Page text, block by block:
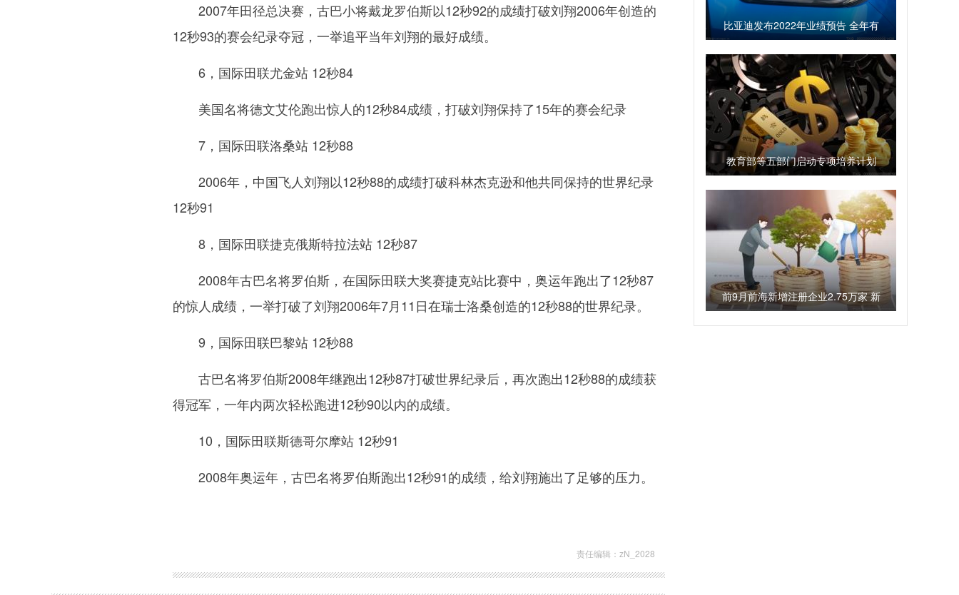
2007年田径总决赛，古巴小将戴龙罗伯斯以12秒92的成绩打破刘翔2006年创造的
12秒93的赛会纪录夺冠，一举追平当年刘翔的最好成绩。
6，国际田联尤金站 12秒84
美国名将德文艾伦跑出惊人的12秒84成绩，打破刘翔保持了15年的赛会纪录
7，国际田联洛桑站 12秒88
2006年，中国飞人刘翔以12秒88的成绩打破科林杰克逊和他共同保持的世界纪录
12秒91
8，国际田联捷克俄斯特拉法站 12秒87
2008年古巴名将罗伯斯，在国际田联大奖赛捷克站比赛中，奥运年跑出了12秒87
的惊人成绩，一举打破了刘翔2006年7月11日在瑞士洛桑创造的12秒88的世界纪录。
9，国际田联巴黎站 12秒88
古巴名将罗伯斯2008年继跑出12秒87打破世界纪录后，再次跑出12秒88的成绩获
得冠军，一年内两次轻松跑进12秒90以内的成绩。
10，国际田联斯德哥尔摩站 12秒91
2008年奥运年，古巴名将罗伯斯跑出12秒91的成绩，给刘翔施出了足够的压力。
责任编辑：zN_2028
比亚迪发布2022年业绩预告 全年有
教育部等五部门启动专项培养计划
前9月前海新增注册企业2.75万家 新